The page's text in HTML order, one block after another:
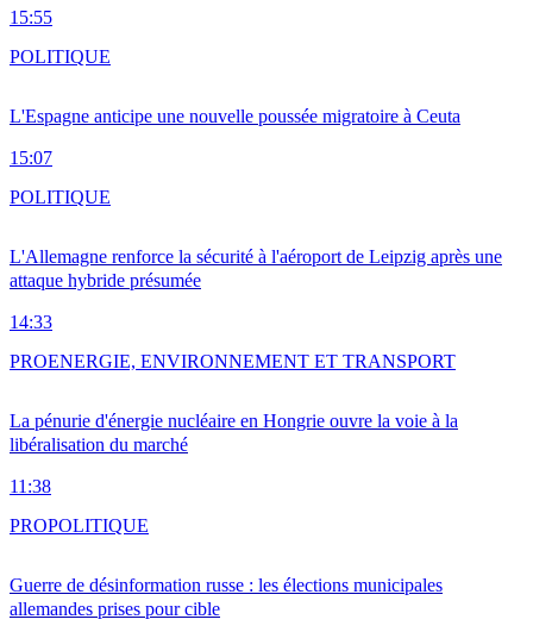
15:55
L'Espagne anticipe une nouvelle poussée migratoire à Ceuta
15:07
POLITIQUE
L'Allemagne renforce la sécurité à l'aéroport de Leipzig après une
attaque hybride présumée
14:33
POLITIQUE
La pénurie d'énergie nucléaire en Hongrie ouvre la voie à la
libéralisation du marché
11:38
PROENERGIE, ENVIRONNEMENT ET TRANSPORT
Guerre de désinformation russe : les élections municipales
allemandes prises pour cible
PROPOLITIQUE